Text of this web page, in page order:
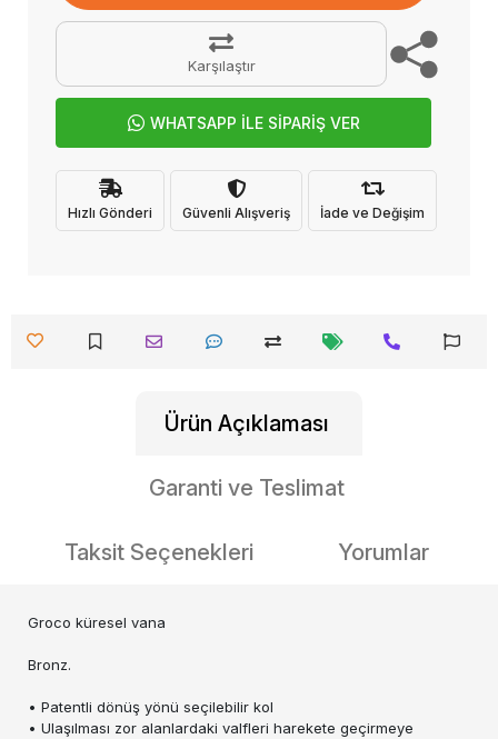
Karşılaştır
WHATSAPP İLE SİPARİŞ VER
Hızlı Gönderi Güvenli Alışveriş İade ve Değişim
Ürün Açıklaması
Garanti ve Teslimat
Taksit Seçenekleri Yorumlar
Groco küresel vana
Bronz.
• Patentli dönüş yönü seçilebilir kol
• Ulaşılması zor alanlardaki valfleri harekete geçirmeye